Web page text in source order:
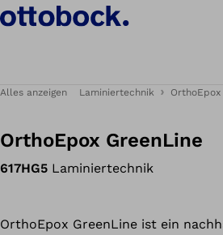
Alles anzeigen Laminiertechnik OrthoEpox
OrthoEpox GreenLine
617HG5 Laminiertechnik
OrthoEpox GreenLine ist ein